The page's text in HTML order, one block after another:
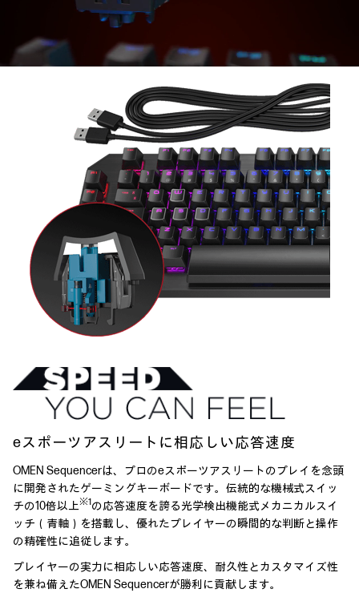
eスポーツアスリートに相応しい応答速度
OMEN Sequencerは、プロのeスポーツアスリートのプレイを念頭
に開発されたゲーミングキーボードです。伝統的な機械式スイッ
チの10倍以上※1の応答速度を誇る光学検出機能式メカニカルスイ
ッチ（青軸）を搭載し、優れたプレイヤーの瞬間的な判断と操作
の精確性に追従します。
プレイヤーの実力に相応しい応答速度、耐久性とカスタマイズ性
を兼ね備えたOMEN Sequencerが勝利に貢献します。